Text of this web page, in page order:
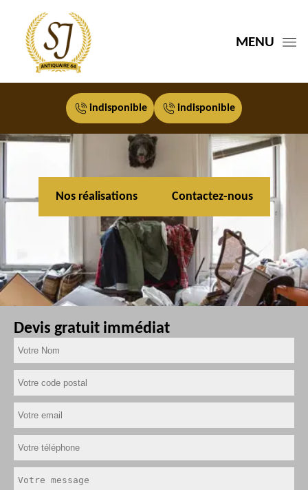
MENU
indisponible indisponible
Nos réalisations Contactez-nous
Devis gratuit immédiat